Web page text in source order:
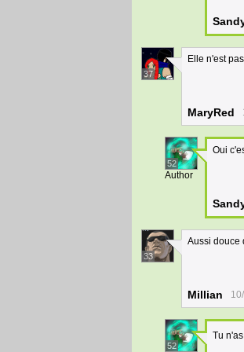
37
Elle n'est
MaryRed
52
Author
Oui
33
Aussi douce
Millian
52
Tu